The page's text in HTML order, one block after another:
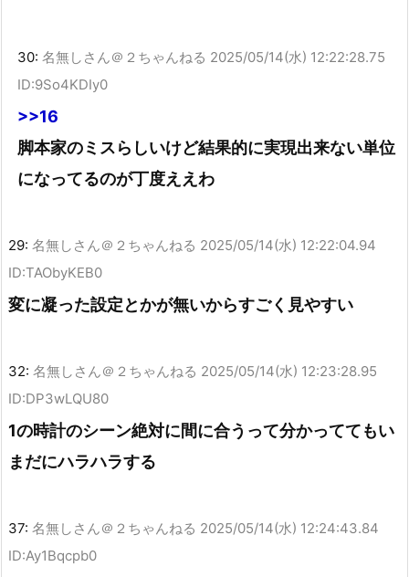
30: 名無しさん＠２ちゃんねる 2025/05/14(水) 12:22:28.75
ID:9So4KDIy0
>>16
脚本家のミスらしいけど結果的に実現出来ない単位
になってるのが丁度ええわ
29: 名無しさん＠２ちゃんねる 2025/05/14(水) 12:22:04.94
ID:TAObyKEB0
変に凝った設定とかが無いからすごく見やすい
32: 名無しさん＠２ちゃんねる 2025/05/14(水) 12:23:28.95
ID:DP3wLQU80
1の時計のシーン絶対に間に合うって分かっててもい
まだにハラハラする
37: 名無しさん＠２ちゃんねる 2025/05/14(水) 12:24:43.84
ID:Ay1Bqcpb0